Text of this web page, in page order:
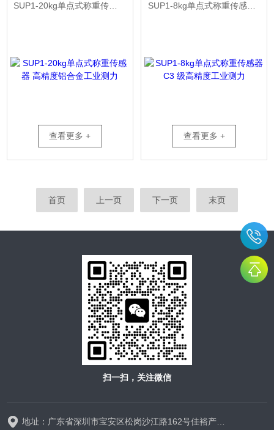
SUP1-20kg单点式称重传感器 高精度铝合金工业测力
查看更多 +
SUP1-8kg单点式称重传感器 C3 级高精度工业测力
查看更多 +
首页 上一页 下一页 末页
扫一扫，关注微信